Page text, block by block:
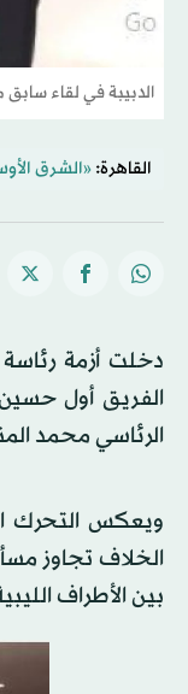
الدبيبة في لقاء
القاهرة: «الشرق
دخلت أزمة رئاسة
الفريق أول
الرئاسي محمد
ويعكس التحرك
الخلاف تجاوز
بين الأطراف